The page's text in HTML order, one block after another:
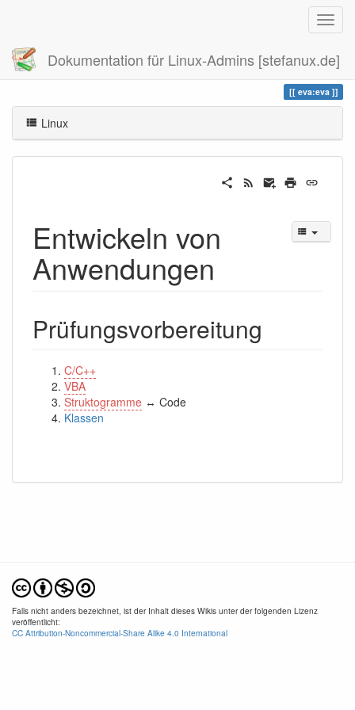
Dokumentation für Linux-Admins [stefanux.de]
Zuletzt angesehen eva
eva:eva
Linux
Entwickeln von
Anwendungen
Prüfungsvorbereitung
C/C++
VBA
Struktogramme ↔ Code
Klassen
Falls nicht anders bezeichnet, ist der Inhalt dieses Wikis unter der folgenden Lizenz
veröffentlicht:
CC Attribution-Noncommercial-Share Alike 4.0 International